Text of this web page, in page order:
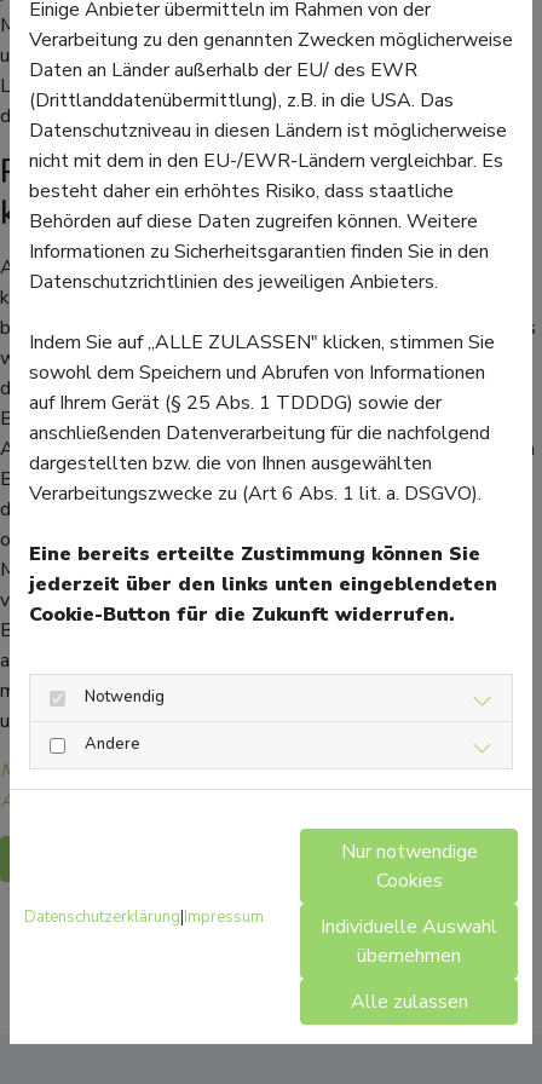
Medikamenten oder anderen Medizinprodukten, kümmern sich
um Marketing- oder Verkaufsaktionen oder stellen Salben und
Lösungen her. Sie kontrollieren die Lagerbestände, erledigen
die Bestellungen und kümmern sich um die Abrechnungen.
PKA kümmern sich um den
kaufmännischen Bereich
Außerdem sind in Apotheken noch Pharmazeutisch-
kaufmännische Angestellte - PKA genannt - tätig. Ein
besonderer Schulabschluss ist hierfür nicht vonnöten, allerdings
wird mindestens ein Hauptschulabschluss empfohlen. Eine
dreijährige Ausbildung, abwechselnd in der Apotheke und der
Berufsschule, sind die Voraussetzung für diesen Beruf. In der
Apotheke liegt die hauptsächliche Tätigkeit im kaufmännischen
Bereich, zum Beispiel bei den Abrechnungen, der Überprüfung
des Warenbestandes oder der Bestellung neuer Waren. Die
oder der PKA hat die Preise der Waren im Blick und bereitet
Marketingaktionen mit vor. Sie beraten Kunden zu nicht
verschreibungspflichtigen Waren in der Apotheke. Ein weiterer
Beruf in der Apotheke ist der Apothekerassistent oder die -
assistentin. Allerdings ist für diesen Beruf keine Ausbildung
mehr möglich, da Ausbildung und Studium zum Apotheker
umstrukturiert wurden.
Mehr Gesundheitsinformationen zum Thema Arbeiten in der
Apotheke finden Sie hier.
Einige Anbieter übermitteln im Rahmen von der
Verarbeitung zu den genannten Zwecken möglicherweise
Daten an Länder außerhalb der EU/ des EWR
(Drittlanddatenübermittlung), z.B. in die USA. Das
Datenschutzniveau in diesen Ländern ist möglicherweise
nicht mit dem in den EU-/EWR-Ländern vergleichbar. Es
besteht daher ein erhöhtes Risiko, dass staatliche
Behörden auf diese Daten zugreifen können. Weitere
Informationen zu Sicherheitsgarantien finden Sie in den
Datenschutzrichtlinien des jeweiligen Anbieters.
Indem Sie auf „ALLE ZULASSEN" klicken, stimmen Sie
sowohl dem Speichern und Abrufen von Informationen
auf Ihrem Gerät (§ 25 Abs. 1 TDDDG) sowie der
anschließenden Datenverarbeitung für die nachfolgend
dargestellten bzw. die von Ihnen ausgewählten
Verarbeitungszwecke zu (Art 6 Abs. 1 lit. a. DSGVO).
Eine bereits erteilte Zustimmung können Sie
jederzeit über den links unten eingeblendeten
Cookie-Button für die Zukunft widerrufen.
Notwendig
Andere
Datenschutzerklärung|Impressum
Nur notwendige
Cookies
Individuelle Auswahl
übernehmen
Alle zulassen